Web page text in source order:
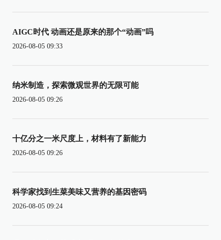
AIGC时代 动画还是原来的那个“动画”吗
2026-08-05 09:33
纳米制造，探索微观世界的无限可能
2026-08-05 09:26
十亿分之一米尺度上，材料有了新能力
2026-08-05 09:26
科学家找到生菜美味又营养的基因密码
2026-08-05 09:24